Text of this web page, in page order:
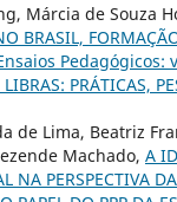
Márcia de Souza
BRASIL,
Pedagógicos:
PRÁTICAS,
de Lima, Beatriz
Machado, A
NA PERSPECTIVA